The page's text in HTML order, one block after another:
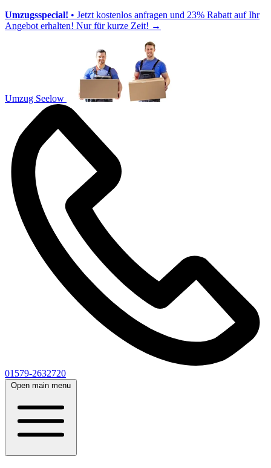
Umzugsspecial! • Jetzt kostenlos anfragen und 23% Rabatt auf Ihr
Angebot erhalten! Nur für kurze Zeit! →
Umzug Seelow
01579-2632720
Open main menu